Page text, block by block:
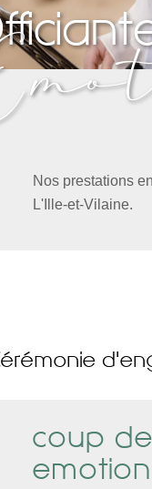
Nos prestations
L'Ille-et-Vilaine.
coup
emotion